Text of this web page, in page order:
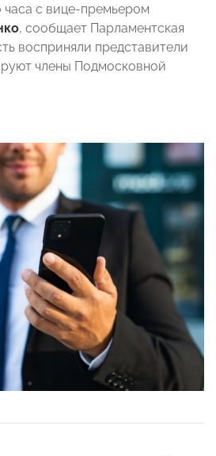
часа с вице-премьером
, сообщает Парламентская
восприняли представители
члены Подмосковной